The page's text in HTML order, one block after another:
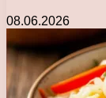
08.06.2026